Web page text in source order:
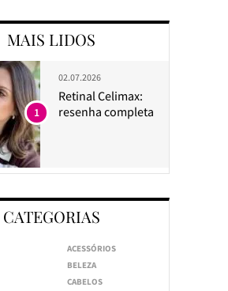
MAIS LIDOS
02.07.2026
Retinal Celimax:
resenha completa
1
CATEGORIAS
ACESSÓRIOS
BELEZA
CABELOS